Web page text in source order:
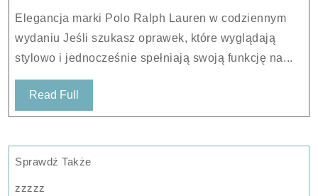
PH
2238
5869
Elegancja marki Polo Ralph Lauren w codziennym
wydaniu Jeśli szukasz oprawek, które wyglądają
stylowo i jednocześnie spełniają swoją funkcję na...
Read Full
Full
Sprawdź Także
zzzzz